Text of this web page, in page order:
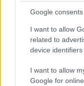
Google consents
I want to allow
related to
device identifiers
I want to allow
Google for
Noemi in
ritorno sul palco
Susanna Riva · 6 Ago 2026